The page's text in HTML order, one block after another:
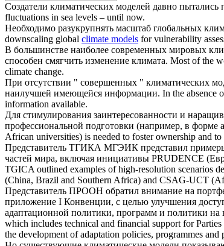
Создатели климатических моделей давно пытались
fluctuations in sea levels – until now.
Необходимо разукрупнять масштаб глобальных
downscaling global climate models for vulnerability
В большинстве наиболее современных мировых
способен смягчить изменение климата. Most of the
climate change.
При отсутствии " совершенных " климатических
наилучшей имеющейся информации. In the absence
information available.
Для стимулирования заинтересованности и
профессиональной подготовки (например, в форме
African universities) is needed to foster ownership and
Представитель ТГИКА МГЭИК представил примеры
частей мира, включая инициативы PRUDENCE
TGICA outlined examples of high-resolution scenarios
(China, Brazil and Southern Africa) and CSAG-UCT
Представитель ПРООН обратил внимание на
приложение I Конвенции, с целью улучшения
адаптационной политики, программ и политики
which includes technical and financial support for
the development of adaptation policies, programmes